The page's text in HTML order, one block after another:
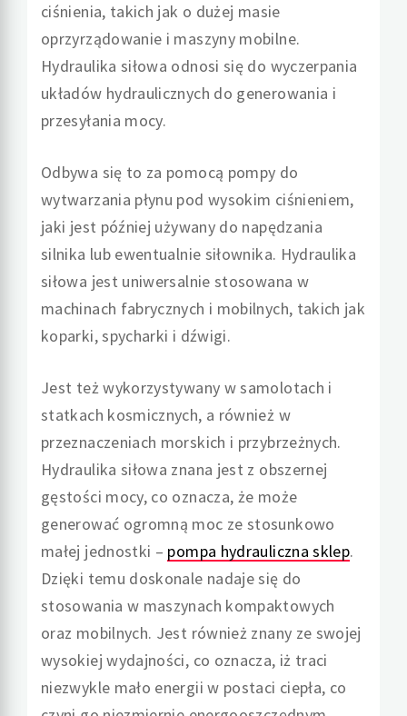
ciśnienia, takich jak o dużej masie
oprzyrządowanie i maszyny mobilne.
Hydraulika siłowa odnosi się do wyczerpania
układów hydraulicznych do generowania i
przesyłania mocy.
Odbywa się to za pomocą pompy do
wytwarzania płynu pod wysokim ciśnieniem,
jaki jest później używany do napędzania
silnika lub ewentualnie siłownika. Hydraulika
siłowa jest uniwersalnie stosowana w
machinach fabrycznych i mobilnych, takich jak
koparki, spycharki i dźwigi.
Jest też wykorzystywany w samolotach i
statkach kosmicznych, a również w
przeznaczeniach morskich i przybrzeżnych.
Hydraulika siłowa znana jest z obszernej
gęstości mocy, co oznacza, że może
generować ogromną moc ze stosunkowo
małej jednostki – pompa hydrauliczna sklep.
Dzięki temu doskonale nadaje się do
stosowania w maszynach kompaktowych
oraz mobilnych. Jest również znany ze swojej
wysokiej wydajności, co oznacza, iż traci
niezwykle mało energii w postaci ciepła, co